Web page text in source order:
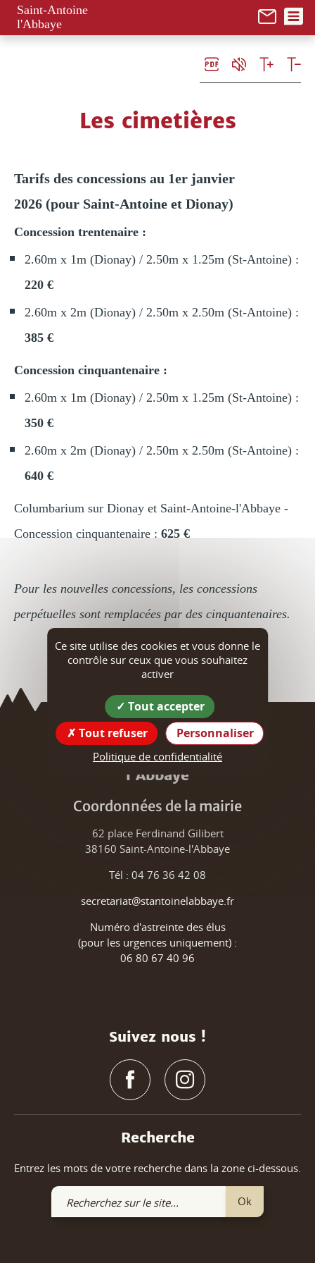
Saint-Antoine
l'Abbaye
Les cimetières
Tarifs des concessions au 1er janvier
2026 (pour Saint-Antoine et Dionay)
Concession trentenaire :
2.60m x 1m (Dionay) / 2.50m x 1.25m (St-Antoine) :
220 €
2.60m x 2m (Dionay) / 2.50m x 2.50m (St-Antoine) :
385 €
Concession cinquantenaire :
2.60m x 1m (Dionay) / 2.50m x 1.25m (St-Antoine) :
350 €
2.60m x 2m (Dionay) / 2.50m x 2.50m (St-Antoine) :
640 €
Columbarium sur Dionay et Saint-Antoine-l'Abbaye -
Concession cinquantenaire : 625 €
Pour les nouvelles concessions, les concessions
perpétuelles sont remplacées par des cinquantenaires.
Saint-Antoine
l'Abbaye
Coordonnées de la mairie
62 place Ferdinand Gilibert
38160 Saint-Antoine-l'Abbaye
Tél : 04 76 36 42 08
secretariat@stantoinelabbaye.fr
Numéro d'astreinte des élus
(pour les urgences uniquement) :
06 80 67 40 96
Suivez nous !
Recherche
Entrez les mots de votre recherche dans la zone ci-dessous.
Recherchez
sur
Ok
Panneau de gestion des cookies
Ce site utilise des cookies et vous donne le
contrôle sur ceux que vous souhaitez
activer
Tout accepter
Tout refuser
Personnaliser
Politique de confidentialité